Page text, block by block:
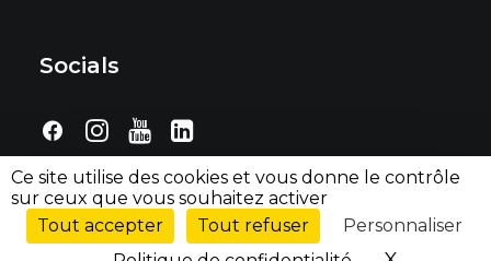
Ce site utilise des cookies et vous donne le contrôle
sur ceux que vous souhaitez activer
Tout accepter
Tout refuser
Personnaliser
Socials
© 2026 Jean Buchet. | Tous droits réservés.